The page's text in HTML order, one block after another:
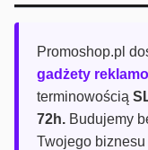
Promoshop.pl
gadżety
terminowością
72h. Budujemy
Twojego